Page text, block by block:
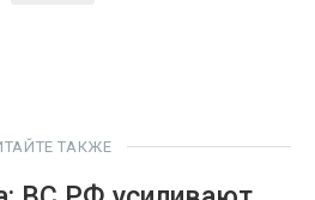
ТАКЖЕ